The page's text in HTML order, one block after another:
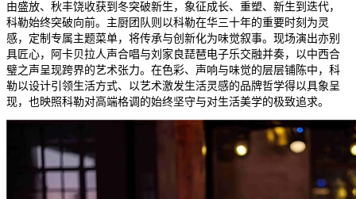
由盛放、秋丰饶收获到冬突破新生，象征成长、重塑、新生到迭代，
科勒始终突破向前。主厨团队则以科勒在华三十年的重要时刻为灵
感，定制专属主题菜单，将传承与创新化为味觉叙事。现场演出亦别
具匠心，阿卡贝拉人声合唱与刘家良琵琶电子乐交融并奏，以中西合
璧之声呈现跨界的艺术张力。在色彩、声响与味觉的层层铺陈中，科
勒以设计引领生活方式、以艺术激发生活灵感的品牌哲学得以具象呈
现，也映照科勒对高端格调的始终坚守与对生活美学的极致追求。